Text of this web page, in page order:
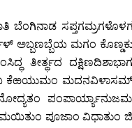
ಬೆಂಗಿನಾಡ
ಮಗಂ
ತೀರ್ತ್ಥದ
ಕೆಱಯುಮಂ ಮದನವಿಳಾಸಮ್
ಪೂಜಾಂ ವಿಧಾತುಂ